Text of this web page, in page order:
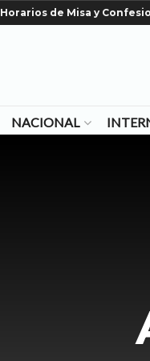
Horarios de Misa y
NACIONAL